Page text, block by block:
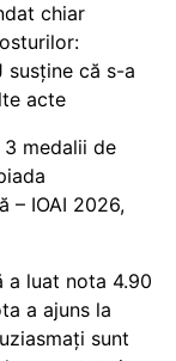
chiar
susține că s-a
acte
3 medalii de
– IOAI 2026,
a luat nota 4.90
a ajuns la
sunt